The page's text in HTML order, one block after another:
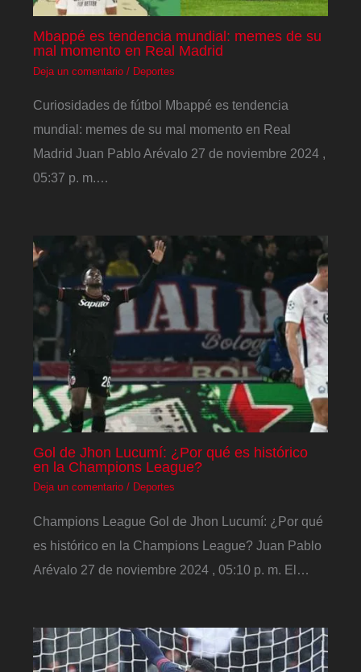
Mbappé es tendencia mundial: memes de su
mal momento en Real Madrid
Deja un comentario / Deportes
Curiosidades de fútbol Mbappé es tendencia
mundial: memes de su mal momento en Real
Madrid Juan Pablo Arévalo 27 de noviembre 2024 ,
05:37 p. m.…
Gol de Jhon Lucumí: ¿Por qué es histórico
en la Champions League?
Deja un comentario / Deportes
Champions League Gol de Jhon Lucumí: ¿Por qué
es histórico en la Champions League? Juan Pablo
Arévalo 27 de noviembre 2024 , 05:10 p. m. El…